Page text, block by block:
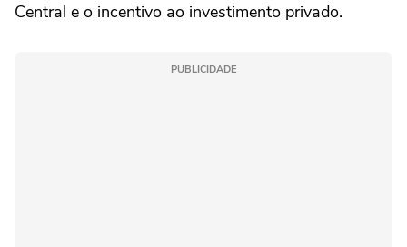
Central e o incentivo ao investimento privado.
PUBLICIDADE